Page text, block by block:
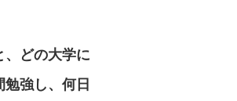
、どの大学に
強し、何日